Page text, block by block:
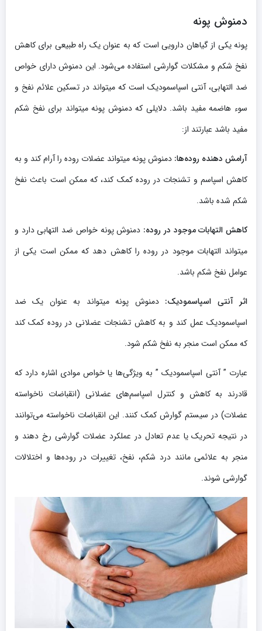
دمنوش پونه
پونه یکی از گیاهان دارویی است که به عنوان یک راه طبیعی برای کاهش
نفخ شکم و مشکلات گوارشی استفاده می‌شود. این دمنوش دارای خواص
ضد التهابی، آنتی اسپاسمودیک است که میتواند در تسکین علائم نفخ و
سوء هاضمه مفید باشد. دلایلی که دمنوش پونه میتواند برای نفخ شکم
مفید باشد عبارتند از:
آرامش دهنده روده‌ها: دمنوش پونه میتواند عضلات روده را آرام کند و به
کاهش اسپاسم و تشنجات در روده کمک کند، که ممکن است باعث نفخ
شکم شده باشد.
کاهش التهابات موجود در روده: دمنوش پونه خواص ضد التهابی دارد و
میتواند التهابات موجود در روده را کاهش دهد که ممکن است یکی از
عوامل نفخ شکم باشد.
اثر آنتی اسپاسمودیک: دمنوش پونه میتواند به عنوان یک ضد
اسپاسمودیک عمل کند و به کاهش تشنجات عضلانی در روده کمک کند
که ممکن است منجر به نفخ شکم شود.
عبارت ” آنتی اسپاسمودیک ” به ویژگی‌ها یا خواص موادی اشاره دارد که
قادرند به کاهش و کنترل اسپاسم‌های عضلانی (انقباضات ناخواسته
عضلات) در سیستم گوارش کمک کنند. این انقباضات ناخواسته می‌توانند
در نتیجه تحریک یا عدم تعادل در عملکرد عضلات گوارشی رخ دهند و
منجر به علائمی مانند درد شکم، نفخ، تغییرات در روده‌ها و اختلالات
گوارشی شوند.